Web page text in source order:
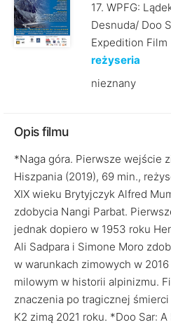
17. WPFG:
Desnuda/ Doo
Expedition Film
reżyseria
nieznany
Opis filmu
*Naga góra. Pierwsze wejście
Hiszpania (2019), 69 min.,
XIX wieku Brytyjczyk Alfred
zdobycia Nangi Parbat.
jednak dopiero w 1953 roku
Ali Sadpara i Simone Moro
w warunkach zimowych w
milowym w historii alpinizmu.
znaczenia po tragicznej
K2 zimą 2021 roku. *Doo Sar: